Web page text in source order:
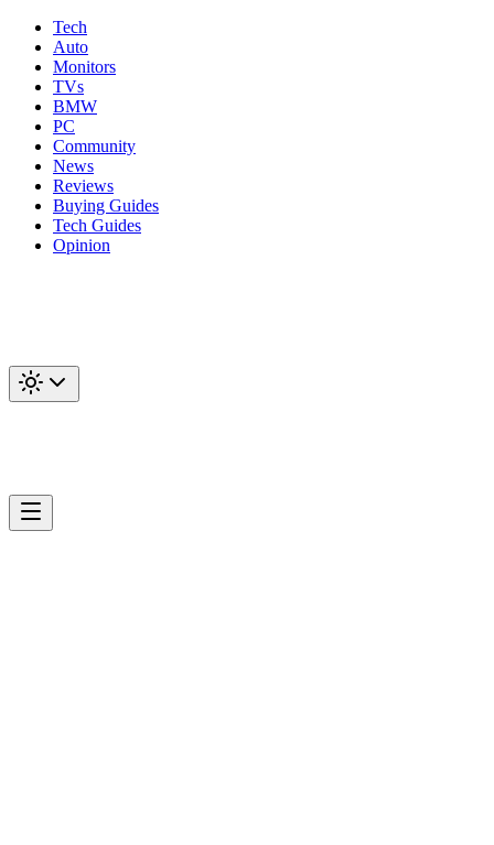
Tech
Auto
Monitors
TVs
BMW
PC
Community
News
Reviews
Buying Guides
Tech Guides
Opinion